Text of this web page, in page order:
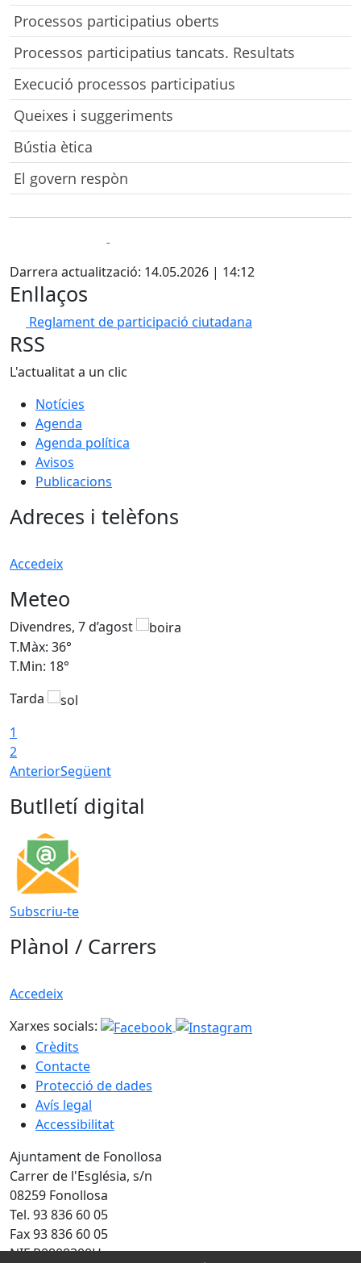
Processos participatius oberts
Processos participatius tancats. Resultats
Execució processos participatius
Queixes i suggeriments
Bústia ètica
El govern respòn
Darrera actualització: 14.05.2026 | 14:12
Enllaços
Reglament de participació ciutadana
RSS
L'actualitat a un clic
Notícies
Agenda
Agenda política
Avisos
Publicacions
Adreces i telèfons
Accedeix
Meteo
Divendres, 7 d’agost
T.Màx: 36°
T.Min: 18°
Tarda
1
2
AnteriorSegüent
Butlletí digital
Subscriu-te
Plànol / Carrers
Accedeix
Xarxes socials:
Crèdits
Contacte
Protecció de dades
Avís legal
Accessibilitat
Ajuntament de Fonollosa
Carrer de l'Església, s/n
08259 Fonollosa
Tel. 93 836 60 05
Fax 93 836 60 05
NIF P0808300H